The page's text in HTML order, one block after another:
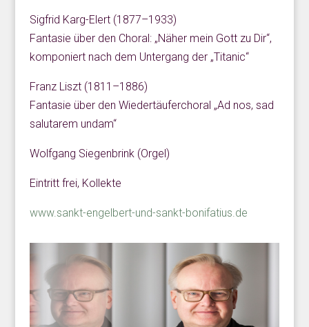
Sigfrid Karg-Elert (1877–1933)
Fantasie über den Choral: „Näher mein Gott zu Dir“,
komponiert nach dem Untergang der „Titanic“
Franz Liszt (1811–1886)
Fantasie über den Wiedertäuferchoral „Ad nos, sad
salutarem undam“
Wolfgang Siegenbrink (Orgel)
Eintritt frei, Kollekte
www.sankt-engelbert-und-sankt-bonifatius.de